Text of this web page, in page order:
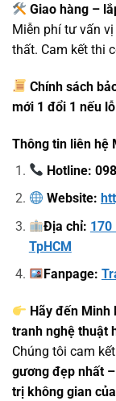
Giao hàng –
Miễn phí tư vấn
thất. Cam kết thi
Chính sách
mới 1 đổi 1 nếu
Thông tin liên hệ
Hotline:
Website:
Địa chỉ: 170
TpHCM
Fanpage:
Hãy đến Minh
tranh nghệ thuật
Chúng tôi cam
gương đẹp nhất
trị không gian